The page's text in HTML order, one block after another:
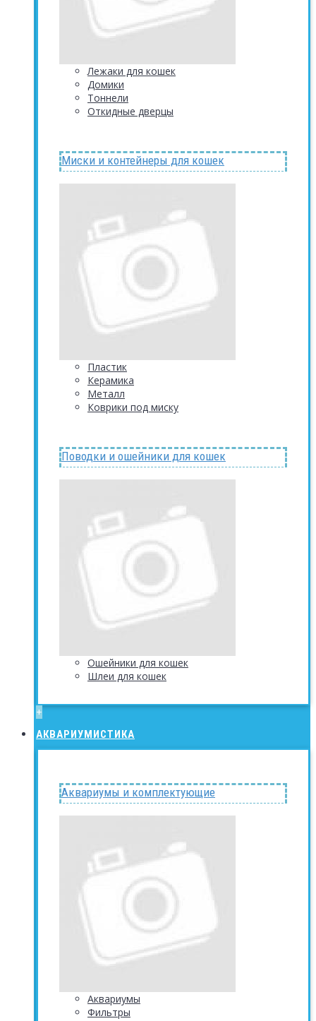
Лежаки для кошек
Домики
Тоннели
Откидные дверцы
Миски и контейнеры для кошек
Пластик
Керамика
Металл
Коврики под миску
Поводки и ошейники для кошек
Ошейники для кошек
Шлеи для кошек
+
АКВАРИУМИСТИКА
Аквариумы и комплектующие
Аквариумы
Фильтры